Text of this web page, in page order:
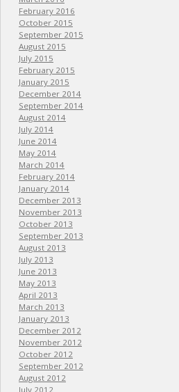
February 2016
October 2015
September 2015
August 2015
July 2015
February 2015
January 2015
December 2014
September 2014
August 2014
July 2014
June 2014
May 2014
March 2014
February 2014
January 2014
December 2013
November 2013
October 2013
September 2013
August 2013
July 2013
June 2013
May 2013
April 2013
March 2013
January 2013
December 2012
November 2012
October 2012
September 2012
August 2012
July 2012